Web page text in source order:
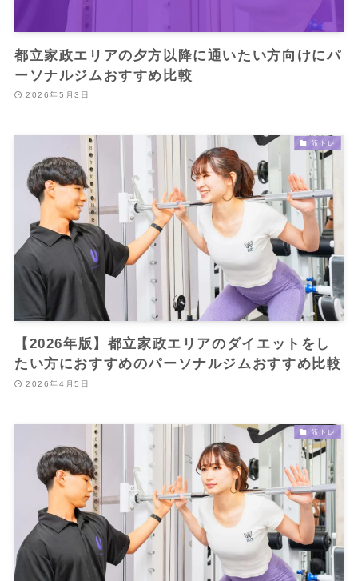
都立家政エリアの夕方以降に通いたい方向けにパ
ーソナルジムおすすめ比較
2026年5月3日
筋トレ
【2026年版】都立家政エリアのダイエットをし
たい方におすすめのパーソナルジムおすすめ比較
2026年4月5日
筋トレ